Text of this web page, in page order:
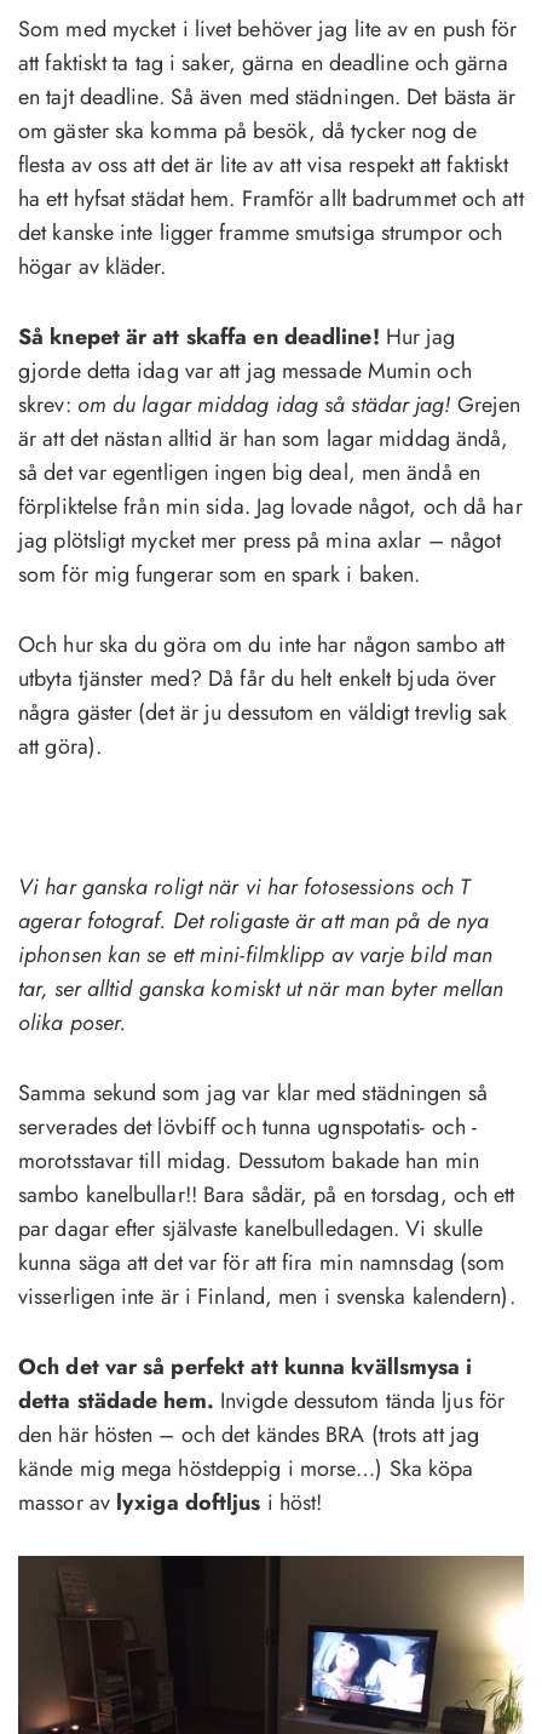
Som med mycket i livet behöver jag lite av en push för
att faktiskt ta tag i saker, gärna en deadline och gärna
en tajt deadline. Så även med städningen. Det bästa är
om gäster ska komma på besök, då tycker nog de
flesta av oss att det är lite av att visa respekt att faktiskt
ha ett hyfsat städat hem. Framför allt badrummet och att
det kanske inte ligger framme smutsiga strumpor och
högar av kläder.
Så knepet är att skaffa en deadline! Hur jag
gjorde detta idag var att jag messade Mumin och
skrev: om du lagar middag idag så städar jag! Grejen
är att det nästan alltid är han som lagar middag ändå,
så det var egentligen ingen big deal, men ändå en
förpliktelse från min sida. Jag lovade något, och då har
jag plötsligt mycket mer press på mina axlar – något
som för mig fungerar som en spark i baken.
Och hur ska du göra om du inte har någon sambo att
utbyta tjänster med? Då får du helt enkelt bjuda över
några gäster (det är ju dessutom en väldigt trevlig sak
att göra).
Vi har ganska roligt när vi har fotosessions och T
agerar fotograf. Det roligaste är att man på de nya
iphonsen kan se ett mini-filmklipp av varje bild man
tar, ser alltid ganska komiskt ut när man byter mellan
olika poser.
Samma sekund som jag var klar med städningen så
serverades det lövbiff och tunna ugnspotatis- och -
morotsstavar till midag. Dessutom bakade han min
sambo kanelbullar!! Bara sådär, på en torsdag, och ett
par dagar efter självaste kanelbulledagen. Vi skulle
kunna säga att det var för att fira min namnsdag (som
visserligen inte är i Finland, men i svenska kalendern).
Och det var så perfekt att kunna kvällsmysa i
detta städade hem. Invigde dessutom tända ljus för
den här hösten – och det kändes BRA (trots att jag
kände mig mega höstdeppig i morse…) Ska köpa
massor avlyxiga doftljus i höst!